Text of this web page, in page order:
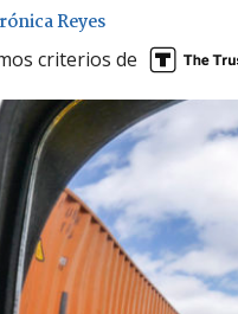
Reyes
criterios de